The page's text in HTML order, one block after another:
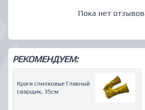
Пока нет отзывов
РЕКОМЕНДУЕМ:
Краги спилковые Главный
сварщик, 35см